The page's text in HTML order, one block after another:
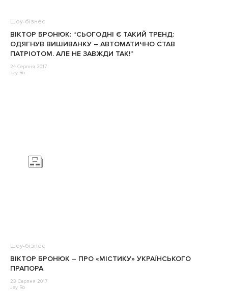
Шоу-бізнес
ВІКТОР БРОНЮК: “СЬОГОДНІ Є ТАКИЙ ТРЕНД:
ОДЯГНУВ ВИШИВАНКУ – АВТОМАТИЧНО СТАВ
ПАТРІОТОМ. АЛЕ НЕ ЗАВЖДИ ТАК!”
24 Серпня 2017
Jey Ro
Шоу-бізнес
ВІКТОР БРОНЮК – ПРО «МІСТИКУ» УКРАЇНСЬКОГО
ПРАПОРА
23 Серпня 2017
Jey Ro